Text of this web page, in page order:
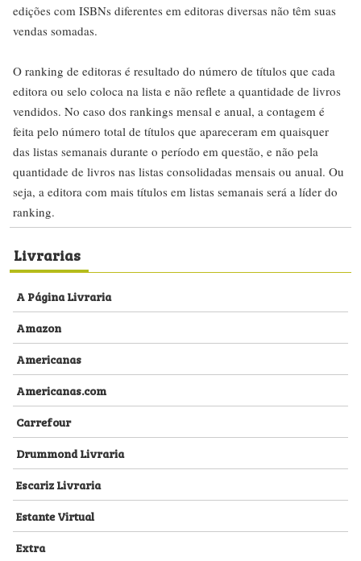
edições com ISBNs diferentes em editoras diversas não têm suas
vendas somadas.
O ranking de editoras é resultado do número de títulos que cada
editora ou selo coloca na lista e não reflete a quantidade de livros
vendidos. No caso dos rankings mensal e anual, a contagem é
feita pelo número total de títulos que apareceram em quaisquer
das listas semanais durante o período em questão, e não pela
quantidade de livros nas listas consolidadas mensais ou anual. Ou
seja, a editora com mais títulos em listas semanais será a líder do
ranking.
Livrarias
A Página Livraria
Amazon
Americanas
Americanas.com
Carrefour
Drummond Livraria
Escariz Livraria
Estante Virtual
Extra